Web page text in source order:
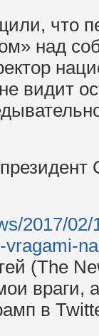
что
над
видит
2017/
vragami-
(The
враги, а
в